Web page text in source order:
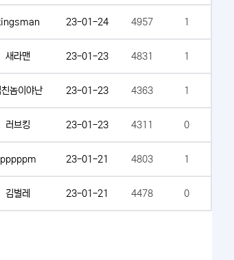
23-01-24 4957 1
새라맨 23-01-23 4831 1
친놈이야난 23-01-23 4363 1
러브킹 23-01-23 4311 0
pppppm 23-01-21 4803 1
김벌레 23-01-21 4478 0